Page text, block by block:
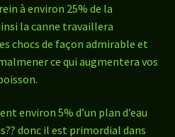
à environ 25% de la
la canne travaillera
chocs de façon admirable et
ce qui augmentera vos
environ 5% d’un plan d’eau
donc il est primordial dans